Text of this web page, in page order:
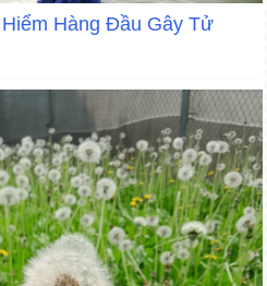
Hàng Đầu Gây Tử